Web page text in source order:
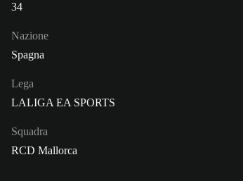
34
Nazione
Spagna
Lega
LALIGA EA SPORTS
Squadra
RCD Mallorca